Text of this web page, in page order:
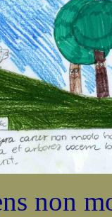
non